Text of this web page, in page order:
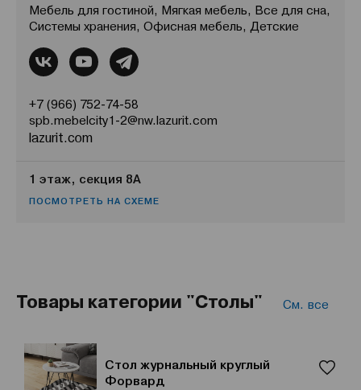
Мебель для гостиной, Мягкая мебель, Все для сна,
Системы хранения, Офисная мебель, Детские
+7 (966) 752-74-58
spb.mebelcity1-2@nw.lazurit.com
lazurit.com
1 этаж, секция 8А
ПОСМОТРЕТЬ НА СХЕМЕ
Товары категории "Столы" См. все
Стол журнальный круглый
Форвард